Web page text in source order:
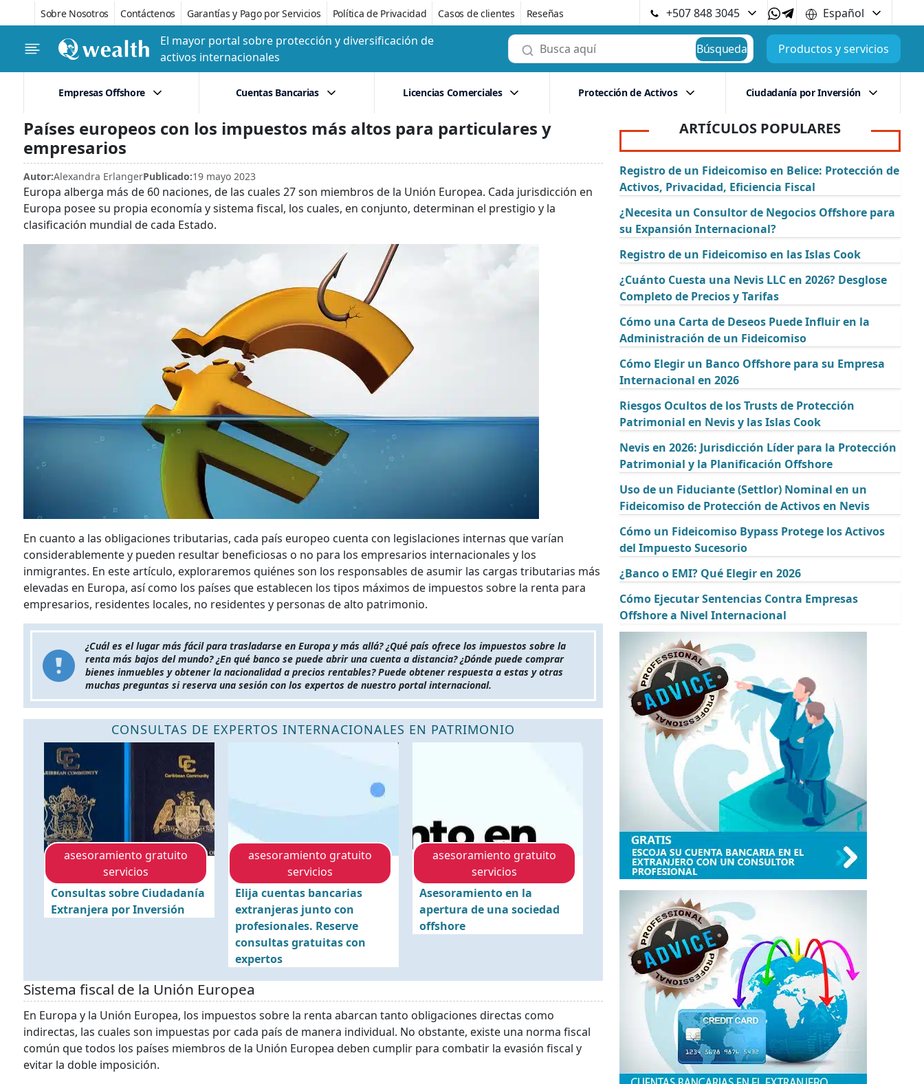
Sobre Nosotros Contáctenos Garantías y Pago por Servicios Política de Privacidad Casos de clientes Reseñas +507 848 3045
Español
El mayor portal sobre protección y diversificación de
activos internacionales
Búsqueda Productos y servicios
Empresas Offshore Cuentas Bancarias Licencias Comerciales Protección de Activos Ciudadanía por Inversión
Países europeos con los impuestos más altos para particulares y
empresarios
Autor:Alexandra ErlangerPublicado:19 mayo 2023
Europa alberga más de 60 naciones, de las cuales 27 son miembros de la Unión Europea. Cada jurisdicción en
Europa posee su propia economía y sistema fiscal, los cuales, en conjunto, determinan el prestigio y la
clasificación mundial de cada Estado.
En cuanto a las obligaciones tributarias, cada país europeo cuenta con legislaciones internas que varían
considerablemente y pueden resultar beneficiosas o no para los empresarios internacionales y los
inmigrantes. En este artículo, exploraremos quiénes son los responsables de asumir las cargas tributarias más
elevadas en Europa, así como los países que establecen los tipos máximos de impuestos sobre la renta para
empresarios, residentes locales, no residentes y personas de alto patrimonio.
¿Cuál es el lugar más fácil para trasladarse en Europa y más allá? ¿Qué país ofrece los impuestos sobre la
renta más bajos del mundo? ¿En qué banco se puede abrir una cuenta a distancia? ¿Dónde puede comprar
bienes inmuebles y obtener la nacionalidad a precios rentables? Puede obtener respuesta a estas y otras
muchas preguntas si reserva una sesión con los expertos de nuestro portal internacional.
CONSULTAS DE EXPERTOS INTERNACIONALES EN PATRIMONIO
asesoramiento gratuito
servicios
Consultas sobre Ciudadanía
Extranjera por Inversión
asesoramiento gratuito
servicios
Elija cuentas bancarias
extranjeras junto con
profesionales. Reserve
consultas gratuitas con
expertos
asesoramiento gratuito
servicios
Asesoramiento en la
apertura de una sociedad
offshore
Sistema fiscal de la Unión Europea
En Europa y la Unión Europea, los impuestos sobre la renta abarcan tanto obligaciones directas como
indirectas, las cuales son impuestas por cada país de manera individual. No obstante, existe una norma fiscal
común que todos los países miembros de la Unión Europea deben cumplir para combatir la evasión fiscal y
evitar la doble imposición.
ARTÍCULOS POPULARES
Registro de un Fideicomiso en Belice: Protección de
Activos, Privacidad, Eficiencia Fiscal
¿Necesita un Consultor de Negocios Offshore para
su Expansión Internacional?
Registro de un Fideicomiso en las Islas Cook
¿Cuánto Cuesta una Nevis LLC en 2026? Desglose
Completo de Precios y Tarifas
Cómo una Carta de Deseos Puede Influir en la
Administración de un Fideicomiso
Cómo Elegir un Banco Offshore para su Empresa
Internacional en 2026
Riesgos Ocultos de los Trusts de Protección
Patrimonial en Nevis y las Islas Cook
Nevis en 2026: Jurisdicción Líder para la Protección
Patrimonial y la Planificación Offshore
Uso de un Fiduciante (Settlor) Nominal en un
Fideicomiso de Protección de Activos en Nevis
Cómo un Fideicomiso Bypass Protege los Activos
del Impuesto Sucesorio
¿Banco o EMI? Qué Elegir en 2026
Cómo Ejecutar Sentencias Contra Empresas
Offshore a Nivel Internacional